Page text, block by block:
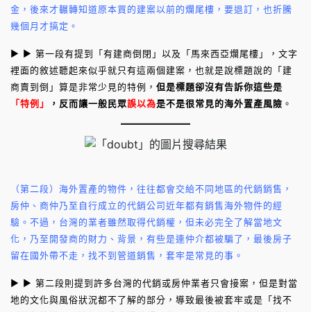
金，後來才輾轉知道原本買的建案以前的爛尾樓，要退訂，也折騰
幾個月才搞定。
► ► 第一段有提到「有建商倒閉」以及「馬來西亞爛尾樓」，文字
裡面的敘述聽起來似乎就只有這兩個建案，也就是說標題說的「建
商賣到倒」算是非常少見的特例， 但是標題卻沒有告訴你這些是
「特例」
，反而讓一般民眾誤以為是不是很常見的海外置產風險 。
（第二段）海外置產的物件，往往都會交給不同地區的代銷銷售，
房仲、商仲乃至自行成立的代銷公司近年都有銷售海外物件的經
驗。不過，台灣的業者雖然取得代銷權，但未必完全了解當地文
化，乃至開發商的財力、背景，有些是連仲介都被騙了，最後房子
留在國外帶不走，找不到管道銷售，套牢是常見的事。
► ► 第二段則提到許多台灣的代銷或房仲業者只會接案，但是對當
地的文化與風俗狀況都不了解的部分，導致最後被套牢或是「找不